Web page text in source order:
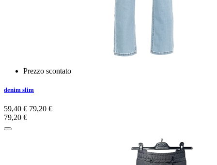
Prezzo scontato
denim slim
59,40 € 79,20 €
79,20 €